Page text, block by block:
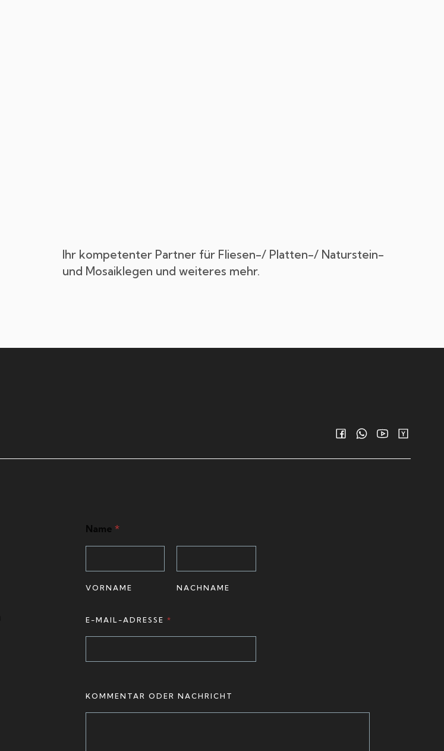
Ihr kompetenter Partner für Fliesen-/ Platten-/ Naturstein-
und Mosaiklegen und weiteres mehr.
Name *
VORNAME NACHNAME
-
M
-
A
E-MAIL-ADRESSE *
KOMMENTAR ODER NACHRICHT